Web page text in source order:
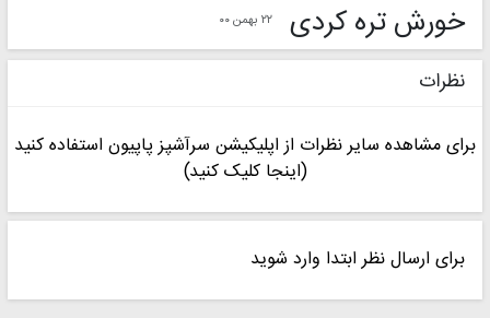
خورش تره کردی ۲۲ بهمن ۰۰
نظرات
برای مشاهده سایر نظرات از اپلیکیشن سرآشپز پاپیون استفاده کنید
(اینجا کلیک کنید)
برای ارسال نظر ابتدا وارد شوید